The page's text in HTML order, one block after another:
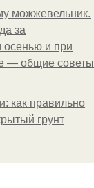
можжевельник.
за
и при
— общие советы
как правильно
грунт